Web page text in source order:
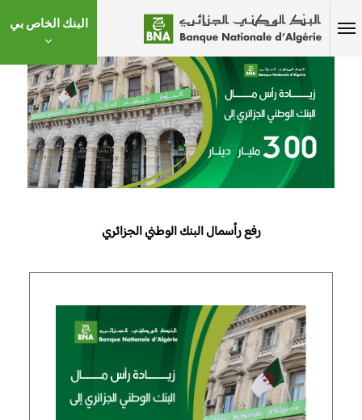
البنك الخاص بي
رفع رأسمال البنك الوطني الجزائري